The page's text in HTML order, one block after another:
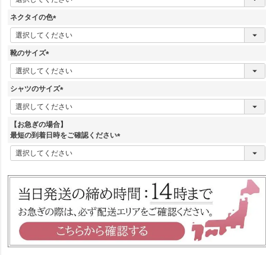
必
須
)
ネクタイの色
(
必
)
靴のサイズ
(
必
須
)
シャツのサイズ
(
必
須
)
【お急ぎの場合】
最短の到着日時をご確認ください
(
必
)